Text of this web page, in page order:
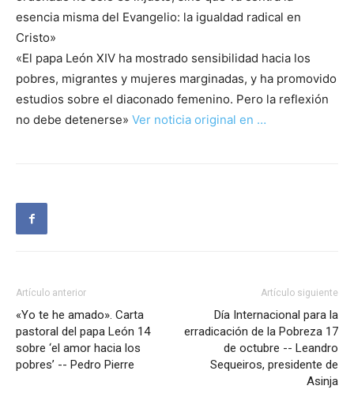
esencia misma del Evangelio: la igualdad radical en
Cristo»
«El papa León XIV ha mostrado sensibilidad hacia los
pobres, migrantes y mujeres marginadas, y ha promovido
estudios sobre el diaconado femenino. Pero la reflexión
no debe detenerse» Ver noticia original en …
Artículo anterior
«Yo te he amado». Carta
pastoral del papa León 14
sobre ‘el amor hacia los
pobres’ -- Pedro Pierre
Artículo siguiente
Día Internacional para la
erradicación de la Pobreza 17
de octubre -- Leandro
Sequeiros, presidente de
Asinja